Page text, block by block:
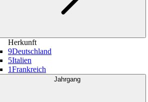
Herkunft
9Deutschland
5Italien
1Frankreich
Jahrgang